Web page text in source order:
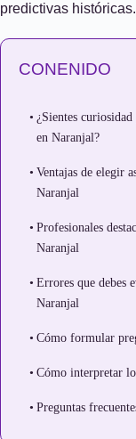
predictivas históricas.
CONENIDO
¿Sientes
en Naranjal?
Ventajas de elegir
Naranjal
Profesionales
Naranjal
Errores que debes
Naranjal
Cómo formular
Cómo interpretar
Preguntas